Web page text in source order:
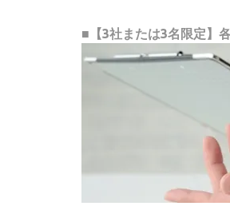
■【3社または3名限定】